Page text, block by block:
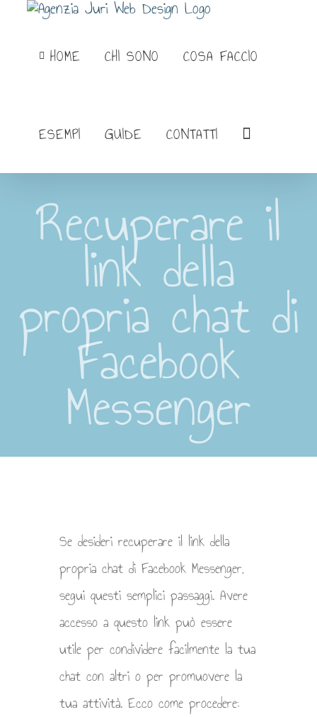
contenutoHOME CHI SONO COSA FACCIO
ESEMPI GUIDE CONTATTI
Recuperare il
link della
propria chat di
Facebook
Messenger
Se desideri recuperare il link della
propria chat di Facebook Messenger,
segui questi semplici passaggi. Avere
accesso a questo link può essere
utile per condividere facilmente la tua
chat con altri o per promuovere la
tua attività. Ecco come procedere: